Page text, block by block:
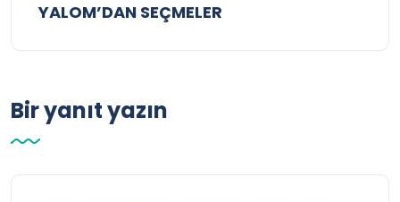
YALOM’DAN SEÇMELER
Bir yanıt yazın